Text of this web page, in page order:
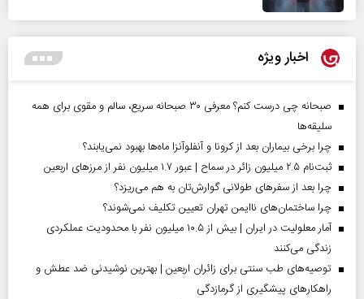
اخبار ویژه
صبحانه چی درست کنم؟ معرفی ۳۰ صبحانه سریع، سالم و مقوی برای همه
سلیقه‌ها
چرا برخی بیماران بعد از کرونا و آنفلوآنزا ماه‌ها بهبود نمی‌یابند؟
ثبت‌نام ۲.۵ میلیون زائر در سماح | عبور ۱.۷ میلیون نفر از مرز‌های اربعین
چرا بعد از سفرهای طولانی گوارش‌تان به هم می‌ریزد؟
چرا ساختمان‌های ناایمن تهران تعیین تکلیف نمی‌شوند؟
آمار معلولیت در ایران | بیش از ۱۰.۵ میلیون نفر با محدودیت عملکردی
زندگی می‌کنند
توصیه‌های طب سنتی برای زائران اربعین | بهترین نوشیدنی ضد عطش و
راهکارهای پیشگیری از گرمازدگی